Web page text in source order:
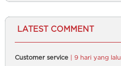
LATEST COMMENT
Customer service | 9 hari yang lalu